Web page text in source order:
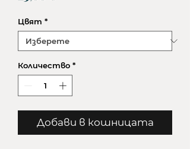
Цвят *
Количество *
Добави в кошницата